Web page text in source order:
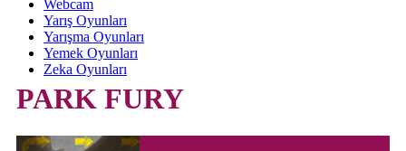
Webcam
Yarış Oyunları
Yarışma Oyunları
Yemek Oyunları
Zeka Oyunları
PARK FURY